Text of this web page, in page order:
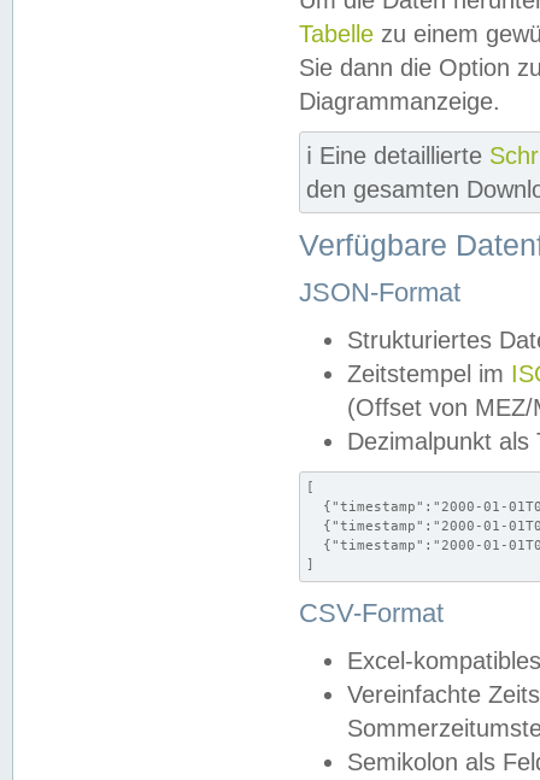
Tabelle zu einem
Sie dann die Option
Diagrammanzeige.
ℹ️ Eine detaillierte
den gesamten
Verfügbare
JSON-Format
Strukturiertes
Zeitstempel im
(Offset von MEZ/
Dezimalpunkt als
[
{"timestamp":"2000-01-
{"timestamp":"2000-01-
{"timestamp":"2000-01-
]
CSV-Format
Excel-
Vereinfachte
Semikolon als